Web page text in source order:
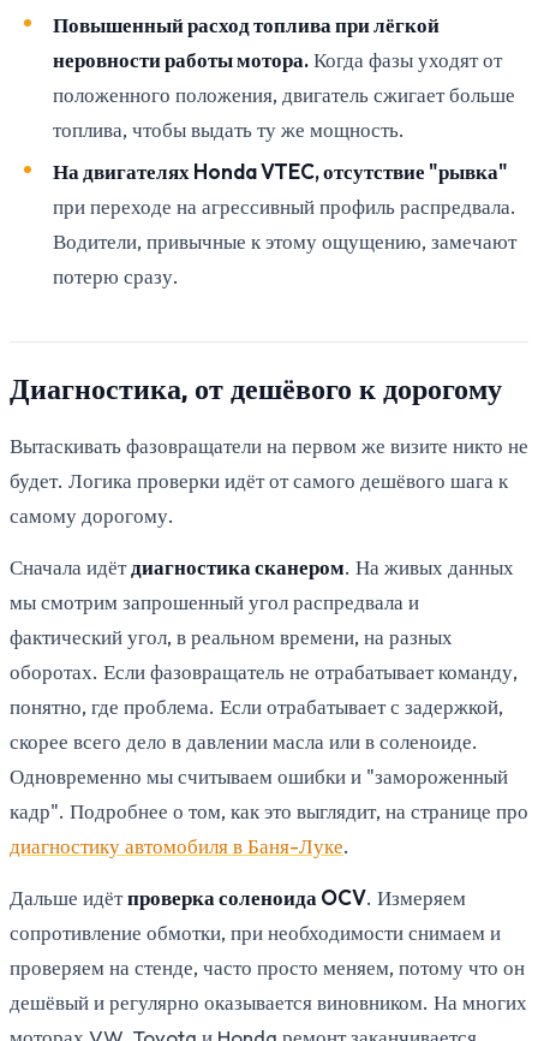
Повышенный расход топлива при лёгкой
неровности работы мотора.Когда фазы уходят от
положенного положения, двигатель сжигает больше
топлива, чтобы выдать ту же мощность.
На двигателях Honda VTEC, отсутствие "рывка"
при переходе на агрессивный профиль распредвала.
Водители, привычные к этому ощущению, замечают
потерю сразу.
Диагностика, от дешёвого к дорогому
Вытаскивать фазовращатели на первом же визите никто не
будет. Логика проверки идёт от самого дешёвого шага к
самому дорогому.
Сначала идётдиагностика сканером. На живых данных
мы смотрим запрошенный угол распредвала и
фактический угол, в реальном времени, на разных
оборотах. Если фазовращатель не отрабатывает команду,
понятно, где проблема. Если отрабатывает с задержкой,
скорее всего дело в давлении масла или в соленоиде.
Одновременно мы считываем ошибки и "замороженный
кадр". Подробнее о том, как это выглядит, на странице про
диагностику автомобиля в Баня-Луке.
Дальше идётпроверка соленоида OCV. Измеряем
сопротивление обмотки, при необходимости снимаем и
проверяем на стенде, часто просто меняем, потому что он
дешёвый и регулярно оказывается виновником. На многих